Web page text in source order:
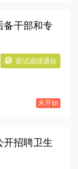
备干部和专
面试成绩通知
未开始
开招聘卫生